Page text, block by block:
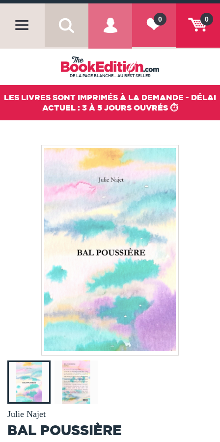
0
0
DE LA PAGE BLANCHE... AU BEST SELLER
LES LIVRES SONT IMPRIMÉS À LA DEMANDE - DÉLAI
ACTUEL : 3 À 5 JOURS OUVRÉS ⏱️
Julie Najet
BAL POUSSIÈRE